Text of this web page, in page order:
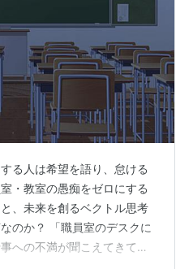
る人は希望を語り、怠ける
・教室の愚痴をゼロにする
、未来を創るベクトル思考
のか？ 「職員室のデスクに
への不満が聞こえてきて、